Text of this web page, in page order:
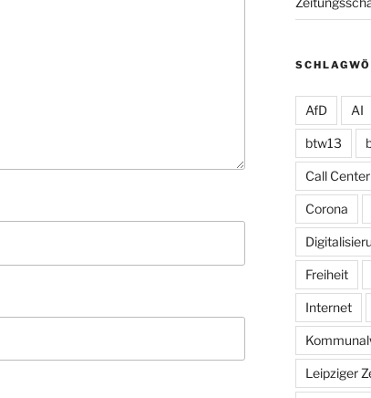
AfD AI
btw13
Call Center
Corona
Freiheit
Internet
Leipziger